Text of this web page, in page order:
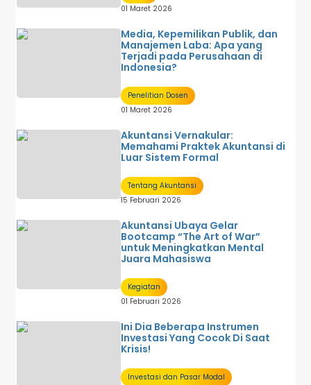
01 Maret 2026
Media, Kepemilikan Publik, dan
Manajemen Laba: Apa yang
Terjadi pada Perusahaan di
Indonesia?
Penelitian Dosen
01 Maret 2026
Akuntansi Vernakular:
Memahami Praktek Akuntansi di
Luar Sistem Formal
Tentang Akuntansi
15 Februari 2026
Akuntansi Ubaya Gelar
Bootcamp “The Art of War”
untuk Meningkatkan Mental
Juara Mahasiswa
Kegiatan
01 Februari 2026
Ini Dia Beberapa Instrumen
Investasi Yang Cocok Di Saat
Krisis!
Investasi dan Pasar Modal